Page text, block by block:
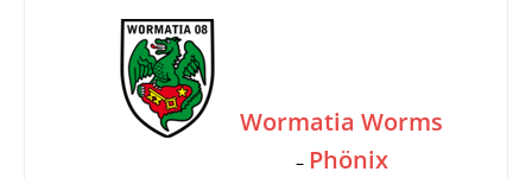
Wormatia Worms
– Phönix